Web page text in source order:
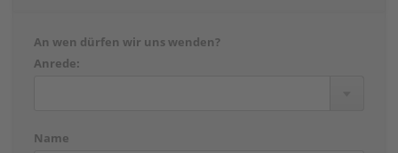
An wen dürfen wir uns wenden?
Anrede:
Name